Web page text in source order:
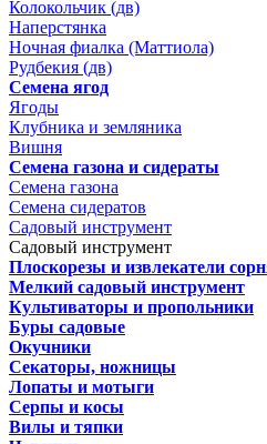
Колокольчик (дв)
Наперстянка
Ночная фиалка (Маттиола)
Рудбекия (дв)
Семена ягод
Ягоды
Клубника и земляника
Вишня
Семена газона и сидераты
Семена газона
Семена сидератов
Садовый инструмент
Садовый инструмент
Плоскорезы и извлекатели
Мелкий садовый инструмент
Культиваторы и пропольники
Буры садовые
Окучники
Секаторы, ножницы
Лопаты и мотыги
Серпы и косы
Вилы и тяпки